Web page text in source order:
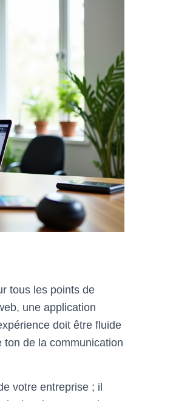
tous les points de
une application
doit être fluide
ton de la communication
votre entreprise ; il